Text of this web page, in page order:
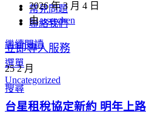
常見問題
聯絡我們
立即專人服務
選單
搜尋
2026 年 3 月 4 日
由 userchen
繼續閱讀
252 月
Uncategorized
台星租稅協定新約 明年上路